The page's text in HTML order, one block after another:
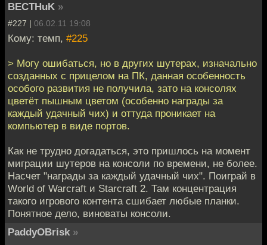
BECTHuK »
#227 | 06.02.11 19:08
Кому: темп, #225
> Могу ошибаться, но в других шутерах, изначально
созданных с прицелом на ПК, данная особенность
особого развития не получила, зато на консолях
цветёт пышным цветом (особенно награды за
каждый удачный чих) и оттуда проникает на
компьютер в виде портов.
Как не трудно догадаться, это пришлось на момент
миграции шутеров на консоли по времени, не более.
Насчет "награды за каждый удачный чих". Поиграй в
World of Warcraft и Starcraft 2. Там концентрация
такого игрового контента сшибает любые планки.
Понятное дело, виноваты консоли.
PaddyOBrisk »